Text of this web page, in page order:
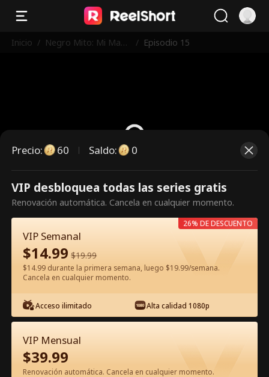
Inicio / Negro Mito: Mi Maes
/ Episodio 15
Es un episodio de pago.
Desbloquéalo para verlo.
60
Precio: 60 Saldo: 0
VIP desbloquea todas las series gratis
Renovación automática. Cancela en cualquier momento.
VIP Semanal
$14.99 $19.99
$14.99 durante la primera semana, luego $19.99/semana.
Cancela en cualquier momento.
Acceso ilimitado Alta calidad 1080p
26% DE DESCUENTO
VIP Mensual
$39.99
Renovación automática. Cancela en cualquier momento.